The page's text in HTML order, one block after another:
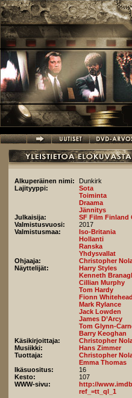
Hyppää pääsisältöön
Alkuperäinen nimi:
Dunkirk
Lajityyppi:
Sota
Toiminta
Draama
Jännitys
Julkaisija:
SF Film Finland
Valmistusvuosi:
2017
Valmistusmaa:
Iso-Britania
Hollanti
Ranska
Yhdysvallat
Ohjaaja:
Christopher
Näyttelijät:
Harry Styles
Kenneth
Cillian Murphy
Tom Hardy
Fionn Whitehead
Mark Rylance
Jack Lowden
James D’Arcy
Tom Glynn-
Barry Keoghan
Käsikirjoittaja:
Christopher
Musiikki:
Hans Zimmer
Tuottaja:
Christopher
Emma Thomas
Ikäsuositus:
16
Kesto:
107
WWW-sivu:
http://
ref_=tt_ql_1